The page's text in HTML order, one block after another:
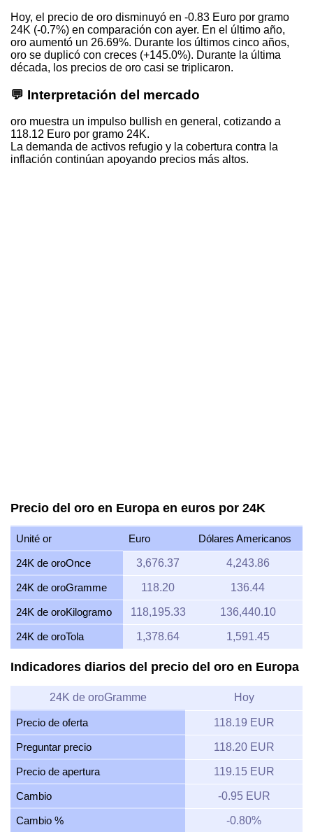
Hoy, el precio de oro disminuyó en -0.83 Euro por gramo
24K (-0.7%) en comparación con ayer. En el último año,
oro aumentó un 26.69%. Durante los últimos cinco años,
oro se duplicó con creces (+145.0%). Durante la última
década, los precios de oro casi se triplicaron.
💬 Interpretación del mercado
oro muestra un impulso bullish en general, cotizando a
118.12 Euro por gramo 24K.
La demanda de activos refugio y la cobertura contra la
inflación continúan apoyando precios más altos.
Precio del oro en Europa en euros por 24K
Unité or Euro Dólares Americanos
24K de oroOnce 3,676.37 4,243.86
24K de oroGramme 118.20 136.44
24K de oroKilogramo 118,195.33 136,440.10
24K de oroTola 1,378.64 1,591.45
Indicadores diarios del precio del oro en Europa
24K de oroGramme Hoy
Precio de oferta 118.19 EUR
Preguntar precio 118.20 EUR
Precio de apertura 119.15 EUR
Cambio -0.95 EUR
Cambio % -0.80%